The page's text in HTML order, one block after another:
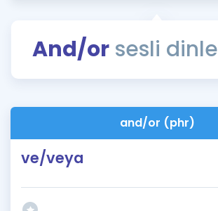
Rehberlik Aracı
ÖSYM Sınav Takvimi
Kampanyalar
Blog
And/orsesli dinle
and/or (phr)
ve/veya